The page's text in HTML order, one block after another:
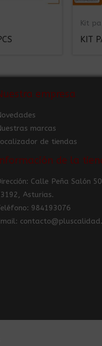
Kit
KIT
empresa
marcas
de tiendas
de la
Calle Peña Salón
Asturias.
984193076